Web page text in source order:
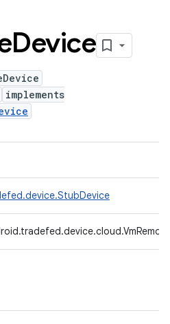
Device
implements